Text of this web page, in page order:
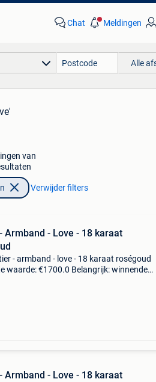
Chat Meldingen
Alle
van
Verwijder filters
Armband - Love - 18 karaat
- armband - love - 18 karaat roségoud
waarde: €1700.0 Belangrijk: winnende
Armband - Love - 18 karaat